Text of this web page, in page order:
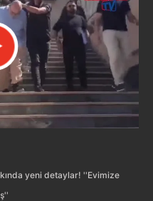
yeni detaylar! ''Evimize